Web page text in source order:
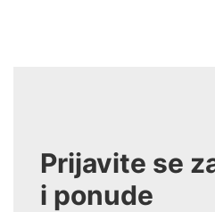
Prijavite se
i ponude